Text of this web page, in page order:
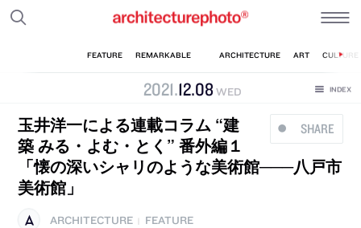
2021.12.08 WED
SHARE
玉井洋一による連載コラム “建
築 みる・よむ・とく” 番外編１
「懐の深いシャリのような美術館───八戸市
美術館」
ARCHITECTURE
FEATURE